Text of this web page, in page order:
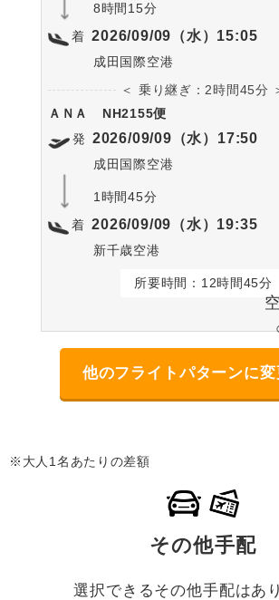
8時間15分
着 2026/09/09（水）15:05
成田国際空港
＜ 乗り継ぎ：2時間45分
ＡＮＡ
NH2155便
発 2026/09/09（水）17:50
成田国際空港
1時間45分
着 2026/09/09（水）19:35
新千歳空港
所要時間：12時間45分
他のフライトパターンに変
※大人1名あたりの差額
その他手配
選択できるその他手配はあ